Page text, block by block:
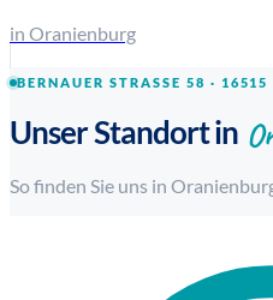
in Oranienburg
BERNAUER STRASSE 58 · 16515
Unser Standort in
So finden Sie uns in